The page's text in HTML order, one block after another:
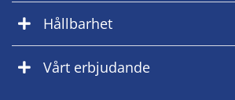
Hållbarhet
Vårt erbjudande